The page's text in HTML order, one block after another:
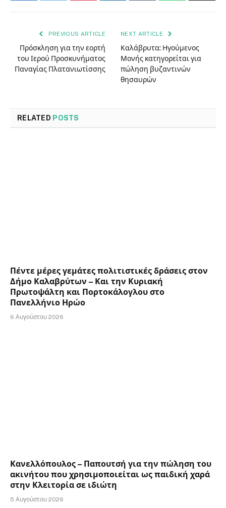
PREVIOUS ARTICLE
Πρόσκληση για την εορτή
του Ιερού Προσκυνήματος
Παναγίας Πλατανιωτίσσης
NEXT ARTICLE
Καλάβρυτα: Ηγούμενος
Μονής κατηγορείται για
πώληση βυζαντινών
θησαυρών
RELATED POSTS
Πέντε μέρες γεμάτες πολιτιστικές δράσεις στον
Δήμο Καλαβρύτων – Και την Κυριακή
Πρωτοψάλτη και Πορτοκάλογλου στο
Πανελλήνιο Ηρώο
6 Αυγούστου 2026
Κανελλόπουλος – Παπουτσή για την πώληση του
ακινήτου που χρησιμοποιείται ως παιδική χαρά
στην Κλειτορία σε ιδιώτη
5 Αυγούστου 2026